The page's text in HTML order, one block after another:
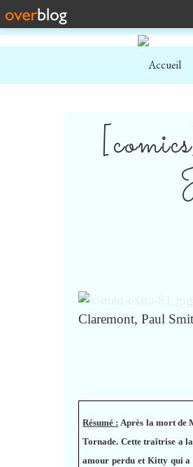
Accueil
Claremont, Paul
Résumé : Après la mort de
Tornade. Cette traîtrise a
amour perdu et Kitty qui a